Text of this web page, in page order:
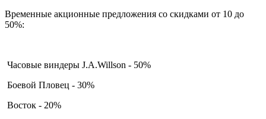
Временные акционные предложения со скидками от 10 до
50%:
Часовые виндеры J.A.Willson - 50%
Боевой Пловец - 30%
Восток - 20%